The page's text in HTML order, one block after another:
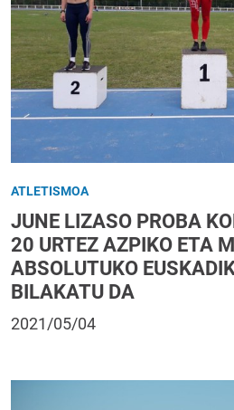
ATLETISMOA
JUNE LIZASO PROBA
20 URTEZ AZPIKO ETA
ABSOLUTUKO
BILAKATU DA
2021/05/04